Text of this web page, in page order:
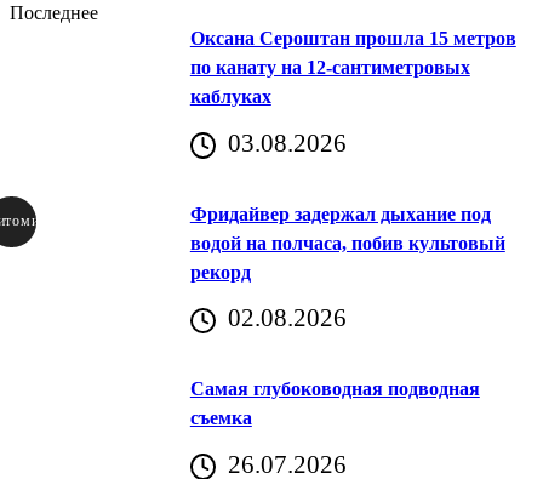
Последнее
Оксана Сероштан прошла 15 метров
по канату на 12-сантиметровых
каблуках
03.08.2026
Фридайвер задержал дыхание под
водой на полчаса, побив культовый
рекорд
02.08.2026
Самая глубоководная подводная
съемка
26.07.2026